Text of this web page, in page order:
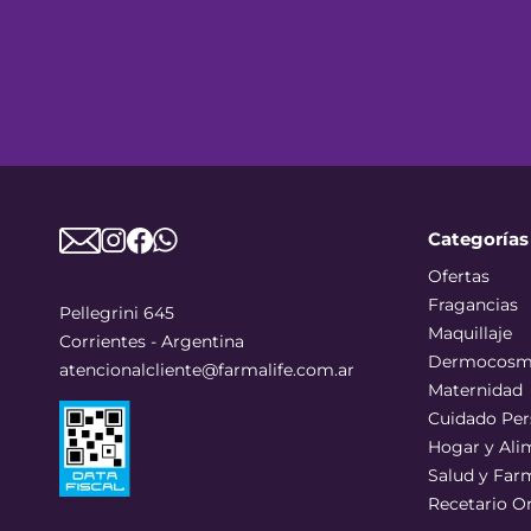
Pellegrini 645
Corrientes - Argentina
atencionalcliente@farmalife.com.ar
Categorías
Ofertas
Fragancias
Maquillaje
Maternidad
Cuidado
Hogar y
Salud y
Recetario